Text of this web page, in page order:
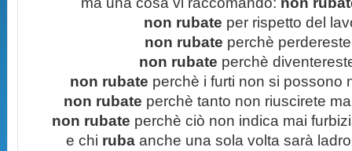
non rubate per rispetto del
non rubate perchè
non rubate perchè
non rubate perchè i furti non si possono
non rubate perchè tanto non riuscirete
non rubate perchè ciò non indica mai
e chi ruba anche una sola volta sarà